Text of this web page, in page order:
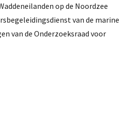
op de Noordzee
van de marine
van de Onderzoeksraad voor